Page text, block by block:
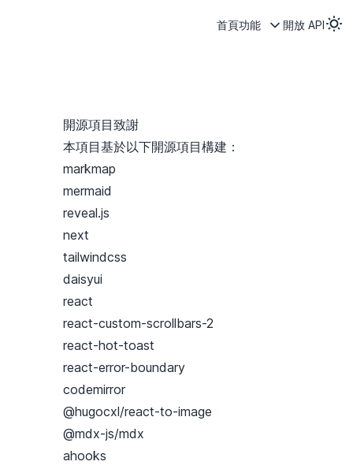
首頁功能 開放 API
開源項目致謝
本項目基於以下開源項目構建：
markmap
mermaid
reveal.js
next
tailwindcss
daisyui
react
react-custom-scrollbars-2
react-hot-toast
react-error-boundary
codemirror
@hugocxl/react-to-image
@mdx-js/mdx
ahooks